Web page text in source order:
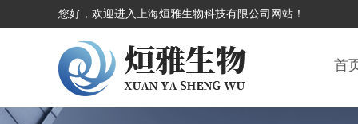
您好，欢迎进入上海烜雅生物科技有限公司网站！
首